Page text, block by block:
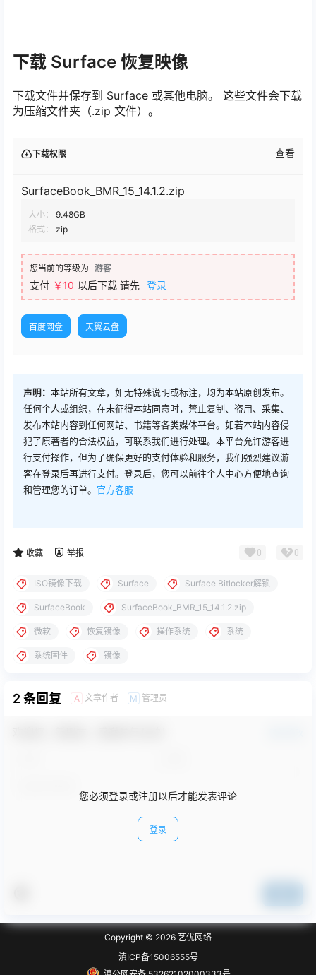
下载 Surface 恢复映像
下载文件并保存到 Surface 或其他电脑。 这些文件会下载
为压缩文件夹（.zip 文件）。
下载权限 查看
SurfaceBook_BMR_15_14.1.2.zip
大小：
9.48GB
格式：
zip
您当前的等级为 游客
支付 ￥ 10 以后下载 请先 登录
百度网盘 天翼云盘
声明： 本站所有文章，如无特殊说明或标注，均为本站原创发布。
任何个人或组织，在未征得本站同意时，禁止复制、盗用、采集、
发布本站内容到任何网站、书籍等各类媒体平台。如若本站内容侵
犯了原著者的合法权益，可联系我们进行处理。本平台允许游客进
行支付操作，但为了确保更好的支付体验和服务，我们强烈建议游
客在登录后再进行支付。登录后，您可以前往个人中心方便地查询
和管理您的订单。 官方客服
收藏 举报 0 0
ISO镜像下载 Surface Surface Bitlocker解锁
SurfaceBook SurfaceBook_BMR_15_14.1.2.zip
微软 恢复镜像 操作系统 系统
系统固件 镜像
2 条回复 A 文章作者 M 管理员
您必须登录或注册以后才能发表评论
登录
Copyright © 2026 艺优网络
滇ICP备15006555号